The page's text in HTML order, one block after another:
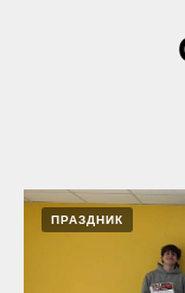
ПРАЗДНИК